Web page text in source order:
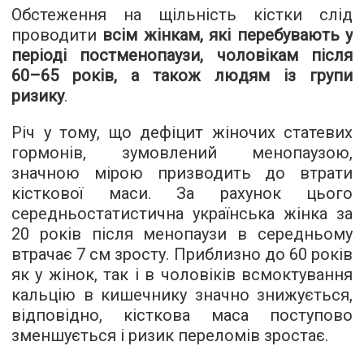
Обстеження на щільність кістки слід
проводити всім жінкам, які перебувають у
періоді постменопаузи, чоловікам після
60–65 років, а також людям із групи
ризику.
Річ у тому, що дефіцит жіночих статевих
гормонів, зумовлений менопаузою,
значною мірою призводить до втрати
кісткової маси. За рахунок цього
середньостатистична українська жінка за
20 років після менопаузи в середньому
втрачає 7 см зросту. Приблизно до 60 років
як у жінок, так і в чоловіків всмоктування
кальцію в кишечнику значно знижується,
відповідно, кісткова маса поступово
зменшується і ризик переломів зростає.